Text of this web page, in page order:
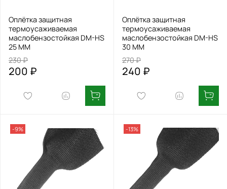
Оплётка защитная
термоусаживаемая
маслобензостойкая DM-HS
25 MM
230 ₽
200 ₽
Оплётка защитная
термоусаживаемая
маслобензостойкая DM-HS
30 MM
270 ₽
240 ₽
-9% -13%